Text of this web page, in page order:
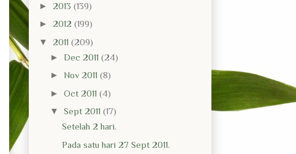
► 2013 (139)
► 2012 (199)
▼ 2011 (209)
► Dec 2011 (24)
► Nov 2011 (8)
► Oct 2011 (4)
▼ Sept 2011 (17)
Setelah 2 hari.
Pada satu hari 27 Sept 2011.